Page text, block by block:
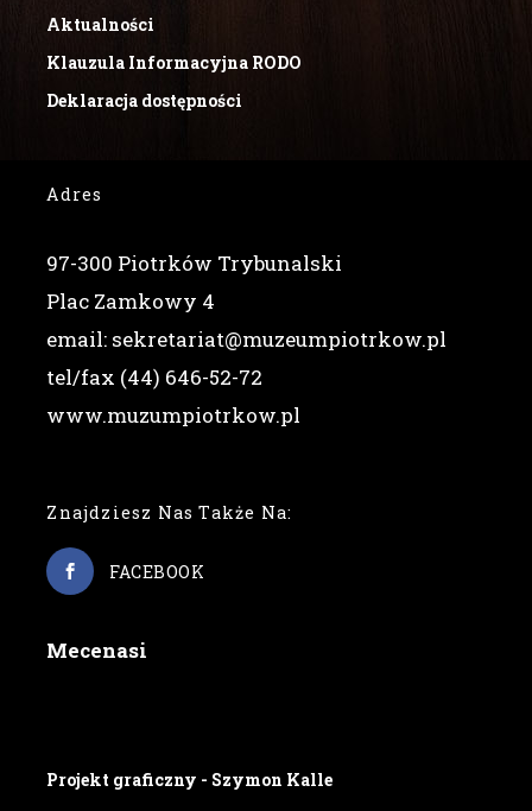
Aktualności
Klauzula Informacyjna RODO
Deklaracja dostępności
Adres
97-300 Piotrków Trybunalski
Plac Zamkowy 4
email: sekretariat@muzeumpiotrkow.pl
tel/fax (44) 646-52-72
www.muzumpiotrkow.pl
Znajdziesz Nas Także Na:
FACEBOOK
Mecenasi
Projekt graficzny - Szymon Kalle